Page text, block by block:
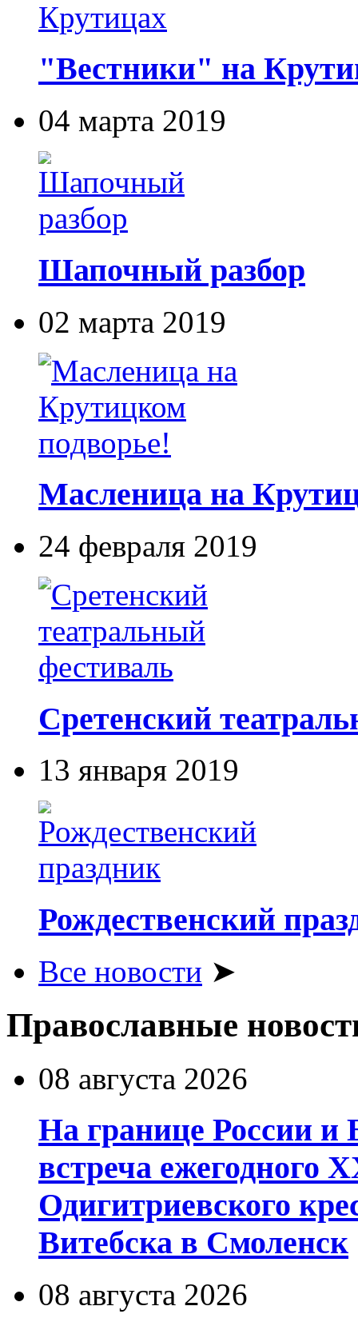
"Вестники" на
04 марта 2019
Шапочный разбор
02 марта 2019
Масленица на
24 февраля 2019
Сретенский
13 января 2019
Рождественский
Все новости ➤
Православные
08 августа 2026
На границе России и
встреча ежегодного
Одигитриевского
Витебска в Смоленск
08 августа 2026